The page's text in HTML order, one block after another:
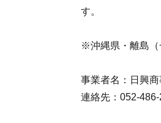
※沖縄県・離島（
事業者名：日興
連絡先：052-486-